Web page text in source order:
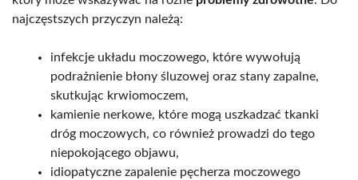
najczęstszych przyczyn należą:
infekcje układu moczowego, które wywołują
podrażnienie błony śluzowej oraz stany zapalne,
skutkując krwiomoczem,
kamienie nerkowe, które mogą uszkadzać tkanki
dróg moczowych, co również prowadzi do tego
niepokojącego objawu,
idiopatyczne zapalenie pęcherza moczowego